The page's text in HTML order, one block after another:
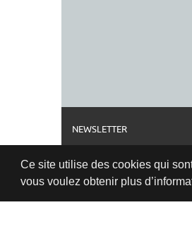
Ce site utilise des cookies qui
vous voulez obtenir plus
NEWSLETTER
A PROPOS
MENTIONS LÉGALES
CGV
PROTECTION DES DONNÉES